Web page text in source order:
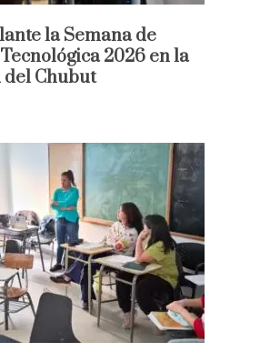
la Semana de
2026 en la
Chubut